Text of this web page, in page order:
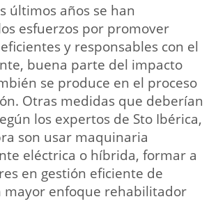
últimos años se han
esfuerzos por promover
y responsables con el
buena parte del impacto
se produce en el proceso
Otras medidas que deberían
los expertos de Sto Ibérica,
son usar maquinaria
eléctrica o híbrida, formar a
en gestión eficiente de
mayor enfoque rehabilitador